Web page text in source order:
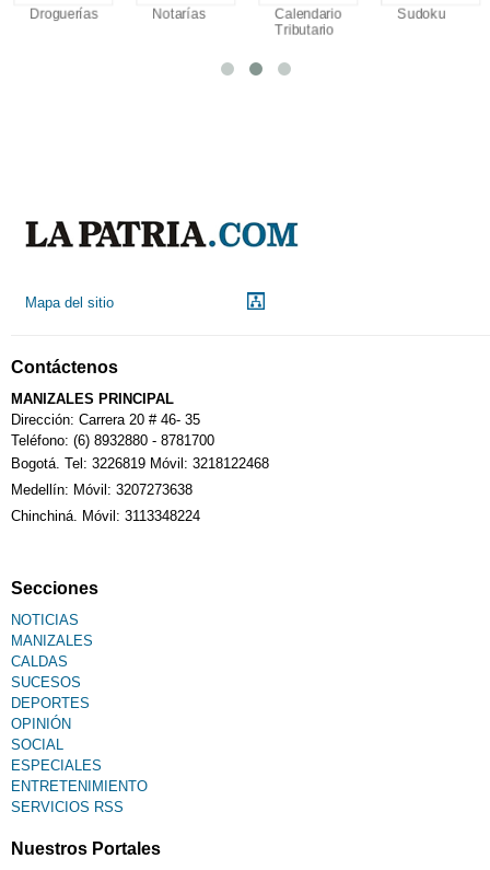
Droguerías Notarías
Calendario
Tributario
Sudoku
Mapa del sitio
Contáctenos
MANIZALES PRINCIPAL
Dirección: Carrera 20 # 46- 35
Teléfono: (6) 8932880 - 8781700
Bogotá. Tel: 3226819 Móvil: 3218122468
Medellín: Móvil: 3207273638
Chinchiná. Móvil: 3113348224
Secciones
NOTICIAS
MANIZALES
CALDAS
SUCESOS
DEPORTES
OPINIÓN
SOCIAL
ESPECIALES
ENTRETENIMIENTO
SERVICIOS RSS
Nuestros Portales